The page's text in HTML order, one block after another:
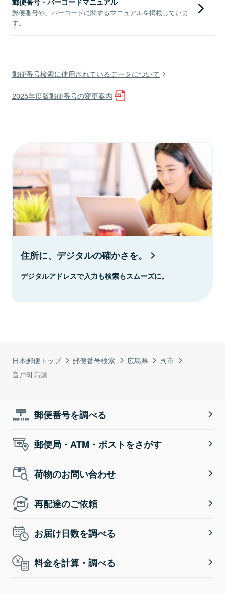
日本郵便トップ 郵便番号検索 広島県
呉市
音戸町高須
郵便番号や、バーコードに関するマニュアルを掲載していま
す。
郵便番号検索に使用されているデータについて
2025年度版郵便番号の変更案内
住所に、デジタルの確かさを。
デジタルアドレスで入力も検索もスムーズに。
郵便番号を調べる
郵便局・ATM・ポストをさがす
荷物のお問い合わせ
再配達のご依頼
お届け日数を調べる
料金を計算・調べる